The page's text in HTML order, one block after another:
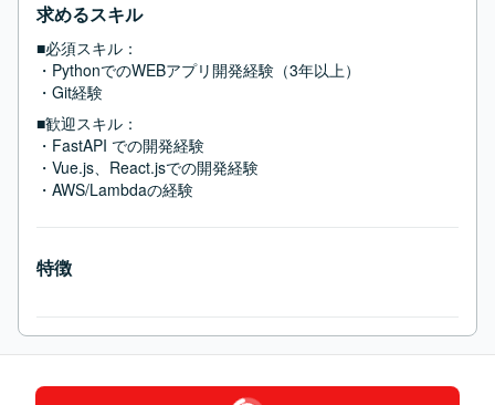
求めるスキル
■必須スキル：
・PythonでのWEBアプリ開発経験（3年以上）
・Git経験
■歓迎スキル：
・FastAPI での開発経験
・Vue.js、React.jsでの開発経験
・AWS/Lambdaの経験
特徴